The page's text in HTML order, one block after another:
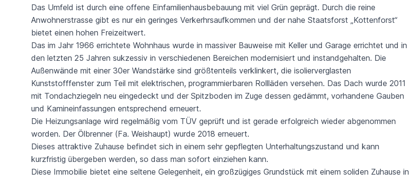
Das Umfeld ist durch eine offene Einfamilienhausbebauung mit viel Grün geprägt. Durch die reine
Anwohnerstrasse gibt es nur ein geringes Verkerhrsaufkommen und der nahe Staatsforst „Kottenforst“
bietet einen hohen Freizeitwert.
Das im Jahr 1966 errichtete Wohnhaus wurde in massiver Bauweise mit Keller und Garage errichtet und in
den letzten 25 Jahren sukzessiv in verschiedenen Bereichen modernisiert und instandgehalten. Die
Außenwände mit einer 30er Wandstärke sind größtenteils verklinkert, die isolierverglasten
Kunststofffenster zum Teil mit elektrischen, programmierbaren Rollläden versehen. Das Dach wurde 2011
mit Tondachziegeln neu eingedeckt und der Spitzboden im Zuge dessen gedämmt, vorhandene Gauben
und Kamineinfassungen entsprechend erneuert.
Die Heizungsanlage wird regelmäßig vom TÜV geprüft und ist gerade erfolgreich wieder abgenommen
worden. Der Ölbrenner (Fa. Weishaupt) wurde 2018 erneuert.
Dieses attraktive Zuhause befindet sich in einem sehr gepflegten Unterhaltungszustand und kann
kurzfristig übergeben werden, so dass man sofort einziehen kann.
Diese Immobilie bietet eine seltene Gelegenheit, ein großzügiges Grundstück mit einem soliden Zuhause in